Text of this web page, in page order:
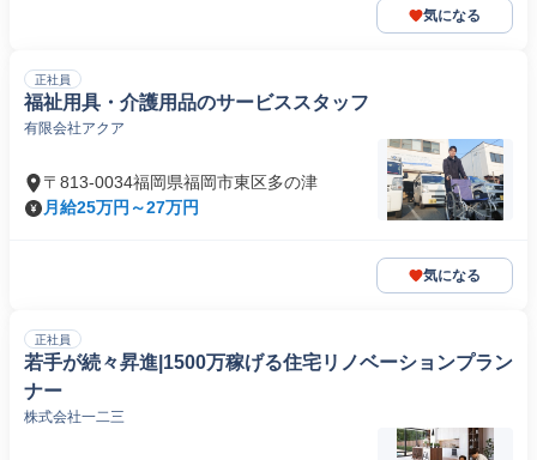
気になる
正社員
福祉用具・介護用品のサービススタッフ
有限会社アクア
〒813-0034福岡県福岡市東区多の津
月給25万円～27万円
気になる
正社員
若手が続々昇進|1500万稼げる住宅リノベーションプラン
ナー
株式会社一二三